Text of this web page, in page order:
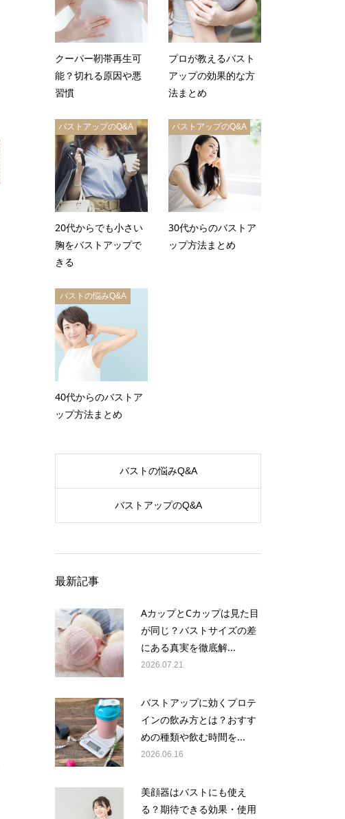
クーパー靭帯再生可
能？切れる原因や悪
習慣
プロが教えるバスト
アップの効果的な方
法まとめ
バストアップのQ&A
20代からでも小さい
胸をバストアップで
きる
バストアップのQ&A
30代からのバストア
ップ方法まとめ
バストの悩みQ&A
40代からのバストア
ップ方法まとめ
バストの悩みQ&A
バストアップのQ&A
最新記事
AカップとCカップは見た目
が同じ？バストサイズの差
にある真実を徹底解...
2026.07.21
バストアップに効くプロテ
インの飲み方とは？おすす
めの種類や飲む時間を...
2026.06.16
美顔器はバストにも使え
る？期待できる効果・使用